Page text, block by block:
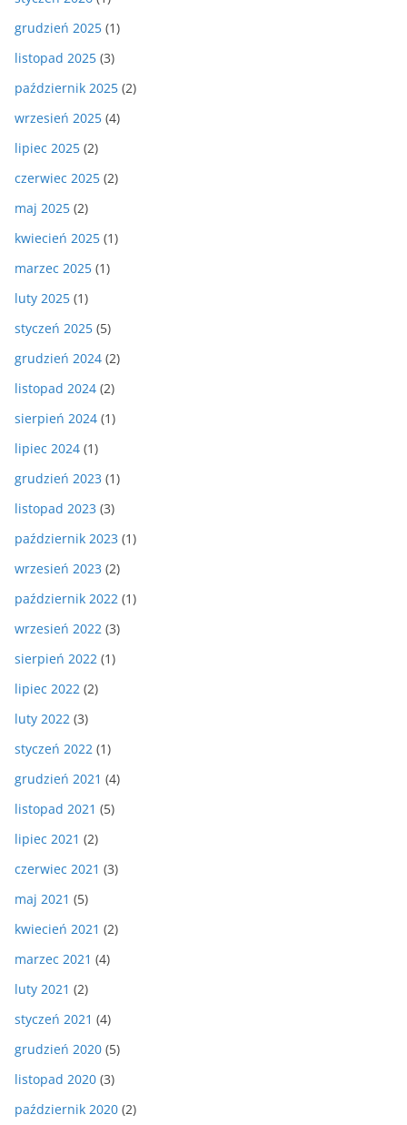
grudzień 2025 (1)
listopad 2025 (3)
październik 2025 (2)
wrzesień 2025 (4)
lipiec 2025 (2)
czerwiec 2025 (2)
maj 2025 (2)
kwiecień 2025 (1)
marzec 2025 (1)
luty 2025 (1)
styczeń 2025 (5)
grudzień 2024 (2)
listopad 2024 (2)
sierpień 2024 (1)
lipiec 2024 (1)
grudzień 2023 (1)
listopad 2023 (3)
październik 2023 (1)
wrzesień 2023 (2)
październik 2022 (1)
wrzesień 2022 (3)
sierpień 2022 (1)
lipiec 2022 (2)
luty 2022 (3)
styczeń 2022 (1)
grudzień 2021 (4)
listopad 2021 (5)
lipiec 2021 (2)
czerwiec 2021 (3)
maj 2021 (5)
kwiecień 2021 (2)
marzec 2021 (4)
luty 2021 (2)
styczeń 2021 (4)
grudzień 2020 (5)
listopad 2020 (3)
październik 2020 (2)